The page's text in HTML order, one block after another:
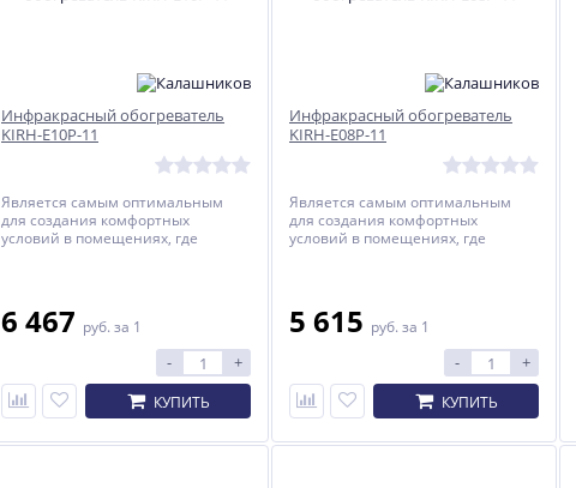
Инфракрасный обогреватель
KIRH-E10P-11
Является самым оптимальным
для создания комфортных
условий в помещениях, где
6 467 руб. за 1
- +
КУПИТЬ
Инфракрасный обогреватель
KIRH-E08P-11
Является самым оптимальным
для создания комфортных
условий в помещениях, где
5 615 руб. за 1
- +
КУПИТЬ